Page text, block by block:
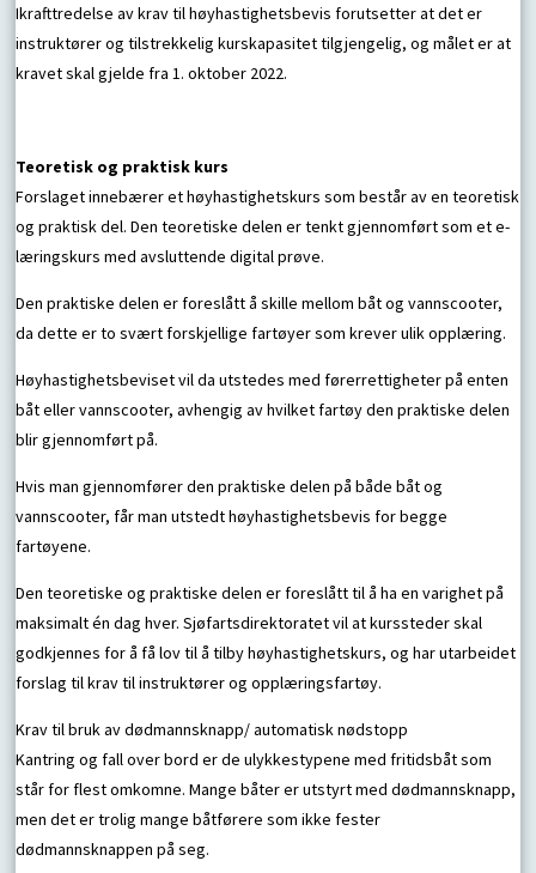
Ikrafttredelse av krav til høyhastighetsbevis forutsetter at det er
instruktører og tilstrekkelig kurskapasitet tilgjengelig, og målet er at
kravet skal gjelde fra 1. oktober 2022.
Teoretisk og praktisk kurs
Forslaget innebærer et høyhastighetskurs som består av en teoretisk
og praktisk del. Den teoretiske delen er tenkt gjennomført som et e-
læringskurs med avsluttende digital prøve.
Den praktiske delen er foreslått å skille mellom båt og vannscooter,
da dette er to svært forskjellige fartøyer som krever ulik opplæring.
Høyhastighetsbeviset vil da utstedes med førerrettigheter på enten
båt eller vannscooter, avhengig av hvilket fartøy den praktiske delen
blir gjennomført på.
Hvis man gjennomfører den praktiske delen på både båt og
vannscooter, får man utstedt høyhastighetsbevis for begge
fartøyene.
Den teoretiske og praktiske delen er foreslått til å ha en varighet på
maksimalt én dag hver. Sjøfartsdirektoratet vil at kurssteder skal
godkjennes for å få lov til å tilby høyhastighetskurs, og har utarbeidet
forslag til krav til instruktører og opplæringsfartøy.
Krav til bruk av dødmannsknapp/ automatisk nødstopp
Kantring og fall over bord er de ulykkestypene med fritidsbåt som
står for flest omkomne. Mange båter er utstyrt med dødmannsknapp,
men det er trolig mange båtførere som ikke fester
dødmannsknappen på seg.